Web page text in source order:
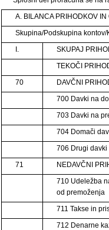
A. BILANCA PRIHODKOV
Skupina/Podskupina kontov/
I.
SKUPAJ
TEKOČI
70
DAVČNI
700 Davki na
703 Davki na
704 Domači
706 Drugi davki
71
NEDAVČNI
710 Udeležba
od premoženja
711 Takse in
712 Denarne